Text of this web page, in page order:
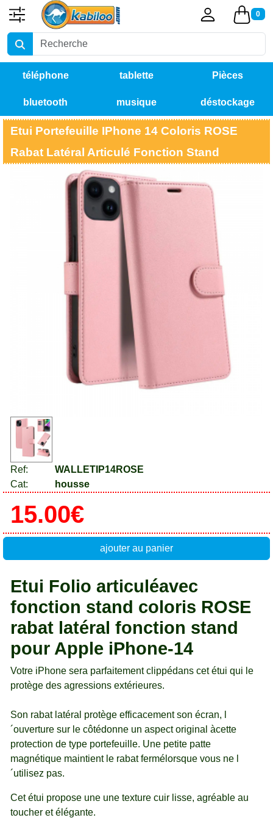
0
téléphone tablette Pièces
détachées
bluetooth musique déstockage
Etui Portefeuille IPhone 14 Coloris ROSE
Rabat Latéral Articulé Fonction Stand
Ref:
WALLETIP14ROSE
Cat:
housse
15.00€
ajouter au panier
Etui Folio articuléavec
fonction stand coloris ROSE
rabat latéral fonction stand
pour Apple iPhone-14
Votre iPhone sera parfaitement clippédans cet étui qui le
protège des agressions extérieures.
Son rabat latéral protège efficacement son écran, l
´ouverture sur le côtédonne un aspect original àcette
protection de type portefeuille. Une petite patte
magnétique maintient le rabat fermélorsque vous ne l
´utilisez pas.
Cet étui propose une une texture cuir lisse, agréable au
toucher et élégante.